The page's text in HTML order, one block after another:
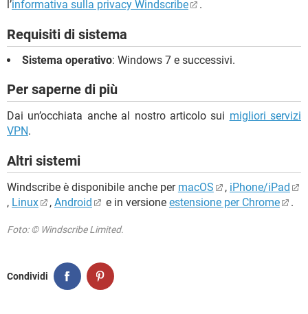
l’informativa sulla privacy Windscribe .
Requisiti di sistema
Sistema operativo: Windows 7 e successivi.
Per saperne di più
Dai un’occhiata anche al nostro articolo sui migliori servizi
VPN.
Altri sistemi
Windscribe è disponibile anche per macOS , iPhone/iPad
, Linux , Android e in versione estensione per Chrome .
Foto: © Windscribe Limited.
Condividi